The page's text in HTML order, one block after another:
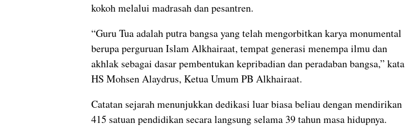
kokoh melalui madrasah dan pesantren.
“Guru Tua adalah putra bangsa yang telah mengorbitkan karya monumental
berupa perguruan Islam Alkhairaat, tempat generasi menempa ilmu dan
akhlak sebagai dasar pembentukan kepribadian dan peradaban bangsa,” kata
HS Mohsen Alaydrus, Ketua Umum PB Alkhairaat.
Catatan sejarah menunjukkan dedikasi luar biasa beliau dengan mendirikan
415 satuan pendidikan secara langsung selama 39 tahun masa hidupnya.